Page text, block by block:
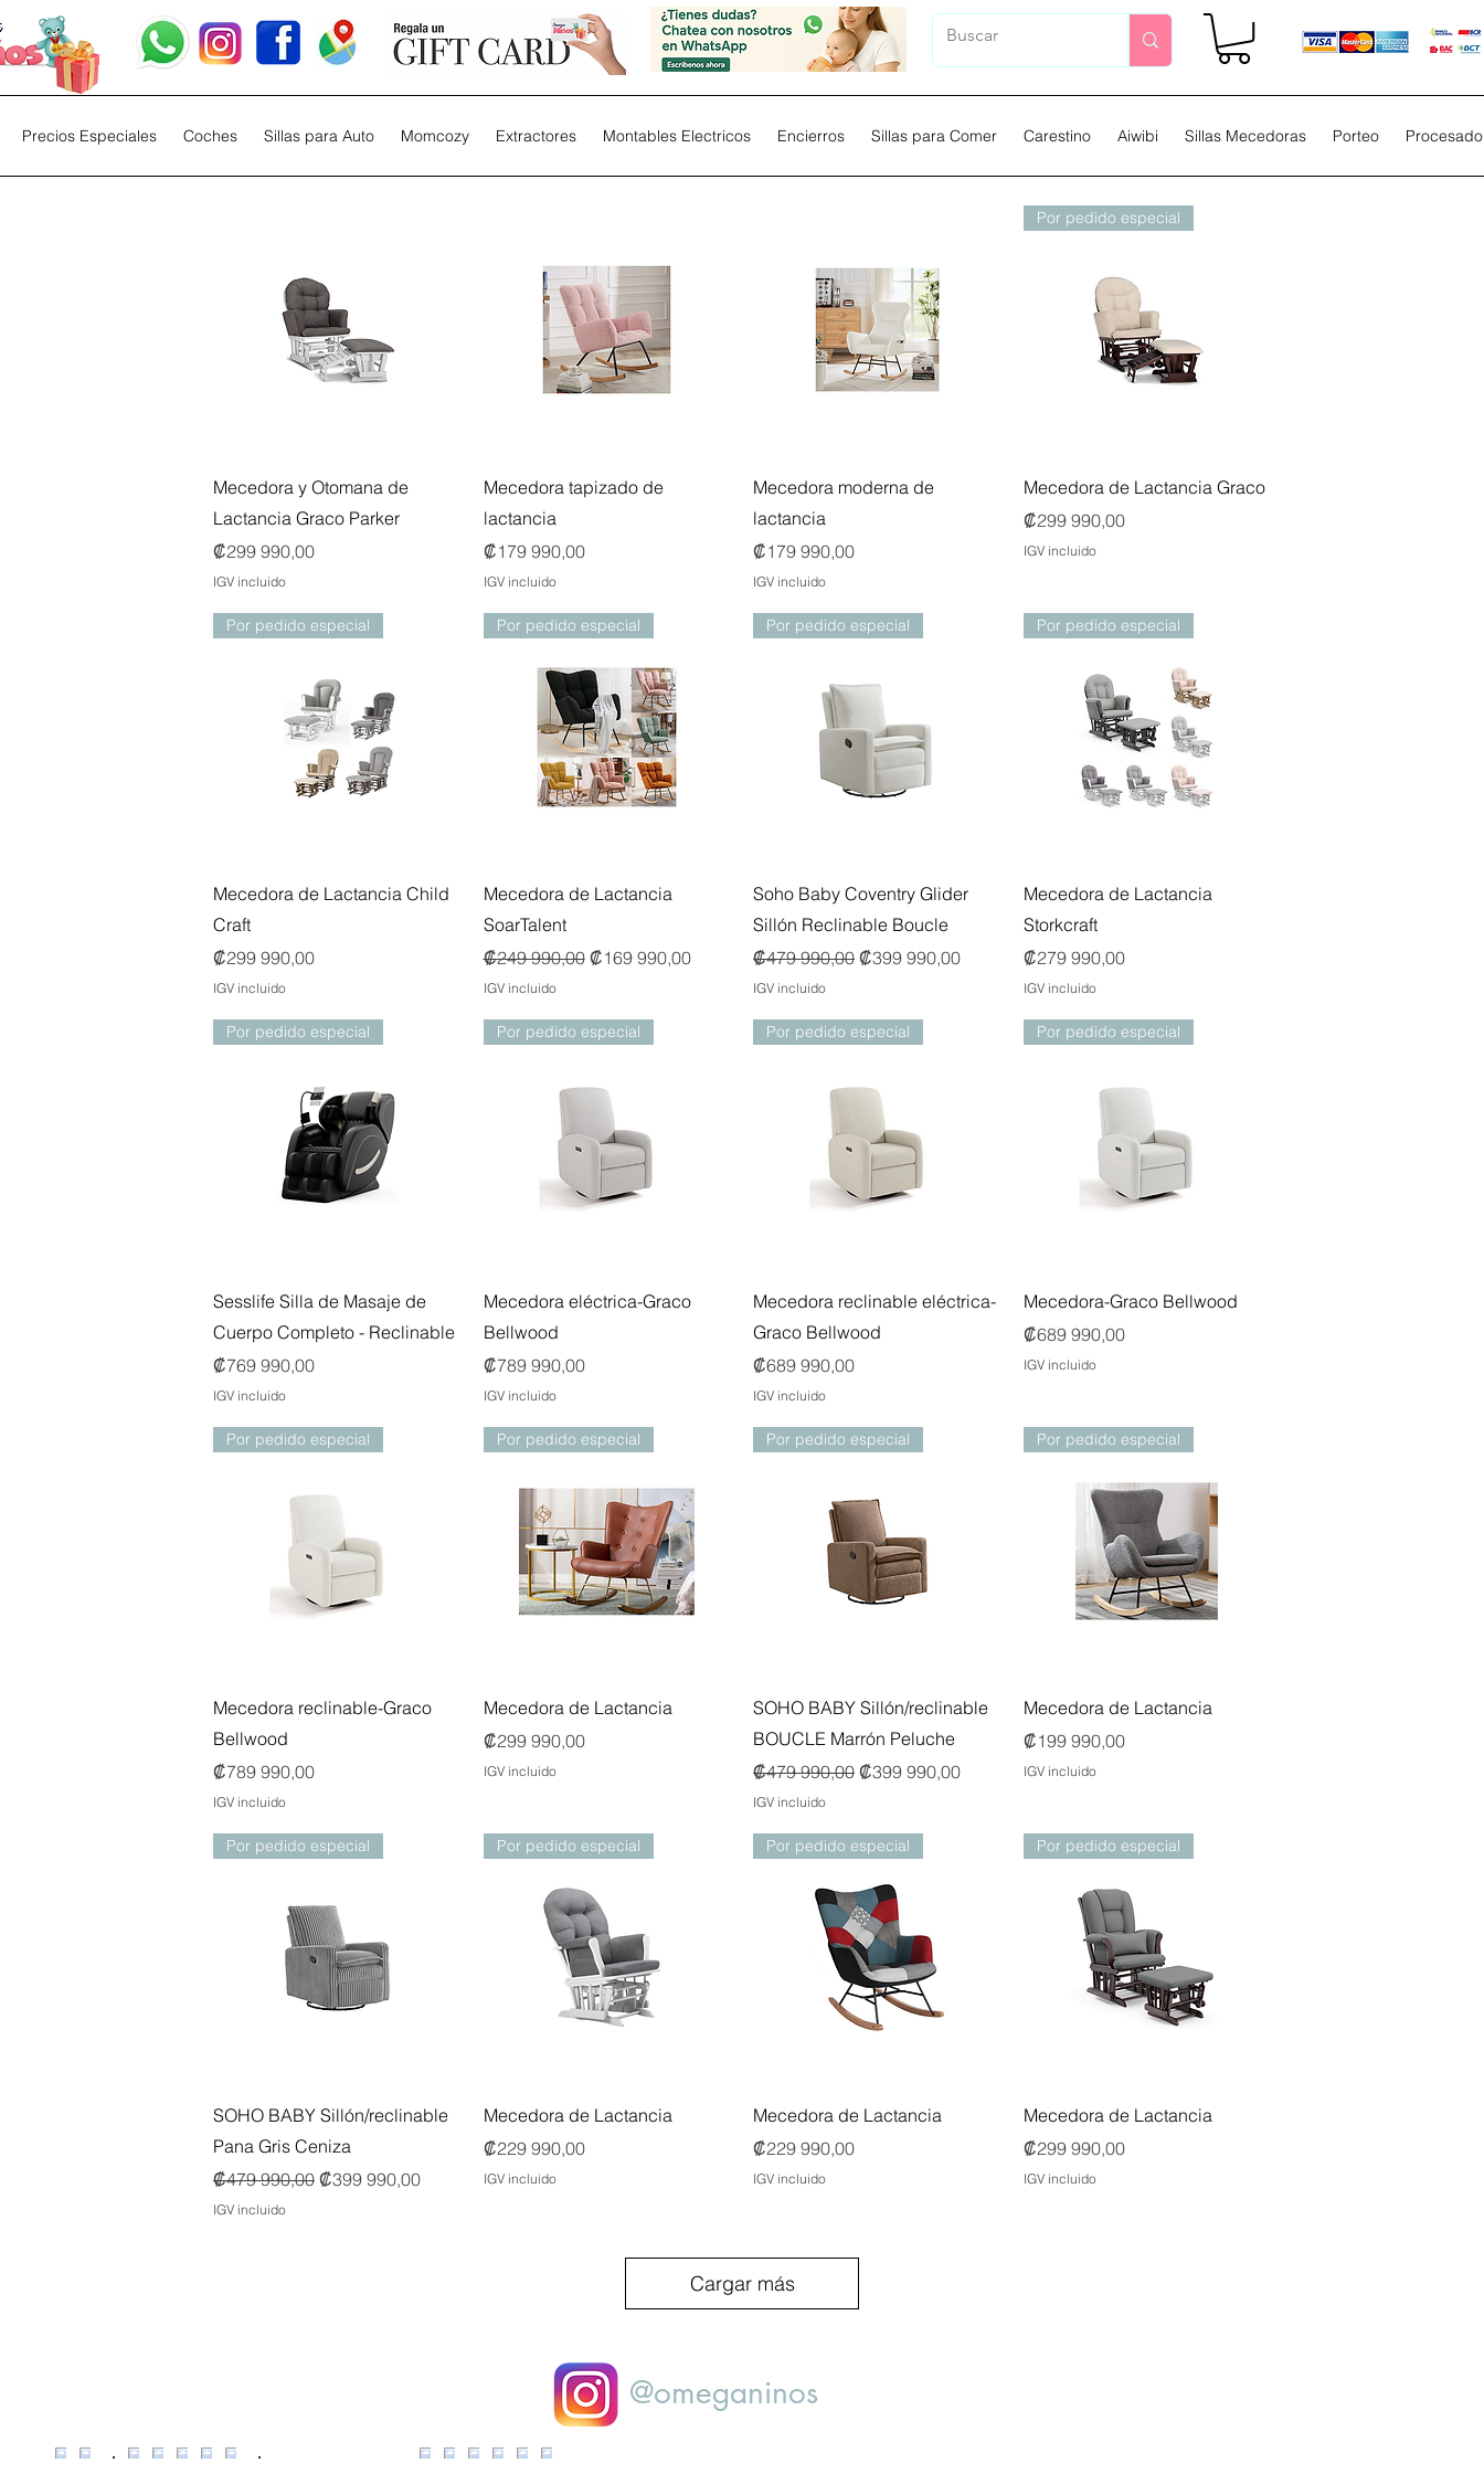
Precios Especiales Coches Sillas para Auto Momcozy Extractores Montables Electricos Encierros Sillas para Comer Carestino Aiwibi Sillas Mecedoras Porteo
Vista rápida
Mecedora y Otomana de
Lactancia Graco Parker
Precio
₡299 990,00
IGV incluido
Vista rápida
Mecedora tapizado de
lactancia
Precio
₡179 990,00
IGV incluido
Vista rápida
Mecedora moderna de
lactancia
Precio
₡179 990,00
IGV incluido
Vista rápida
Por pedido especial
Mecedora de Lactancia Graco
Precio
₡299 990,00
IGV incluido
Vista rápida
Por pedido especial
Mecedora de Lactancia Child
Craft
Precio
₡299 990,00
IGV incluido
Vista rápida
Por pedido especial
Mecedora de Lactancia
SoarTalent
Precio
₡249 990,00 Precio de oferta
₡169 990,00
IGV incluido
Vista rápida
Por pedido especial
Soho Baby Coventry Glider
Sillón Reclinable Boucle
Precio
₡479 990,00 Precio de oferta
₡399 990,00
IGV incluido
Vista rápida
Por pedido especial
Mecedora de Lactancia
Storkcraft
Precio
₡279 990,00
IGV incluido
Vista rápida
Por pedido especial
Sesslife Silla de Masaje de
Cuerpo Completo - Reclinable
Precio
₡769 990,00
IGV incluido
Vista rápida
Por pedido especial
Mecedora eléctrica-Graco
Bellwood
Precio
₡789 990,00
IGV incluido
Vista rápida
Por pedido especial
Mecedora reclinable eléctrica-
Graco Bellwood
Precio
₡689 990,00
IGV incluido
Vista rápida
Por pedido especial
Mecedora-Graco Bellwood
Precio
₡689 990,00
IGV incluido
Vista rápida
Por pedido especial
Mecedora reclinable-Graco
Bellwood
Precio
₡789 990,00
IGV incluido
Vista rápida
Por pedido especial
Mecedora de Lactancia
Precio
₡299 990,00
IGV incluido
Vista rápida
Por pedido especial
SOHO BABY Sillón/reclinable
BOUCLE Marrón Peluche
Precio
₡479 990,00 Precio de oferta
₡399 990,00
IGV incluido
Vista rápida
Por pedido especial
Mecedora de Lactancia
Precio
₡199 990,00
IGV incluido
Vista rápida
Por pedido especial
SOHO BABY Sillón/reclinable
Pana Gris Ceniza
Precio
₡479 990,00 Precio de oferta
₡399 990,00
IGV incluido
Vista rápida
Por pedido especial
Mecedora de Lactancia
Precio
₡229 990,00
IGV incluido
Vista rápida
Por pedido especial
Mecedora de Lactancia
Precio
₡229 990,00
IGV incluido
Vista rápida
Por pedido especial
Mecedora de Lactancia
Precio
₡299 990,00
IGV incluido
Cargar más
@omeganinos